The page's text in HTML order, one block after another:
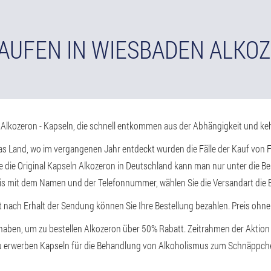
IN WIESBADEN
- Kapseln, die schnell entkommen aus der Abhängigkeit und
Land, wo im vergangenen Jahr entdeckt wurden die Fälle der Kauf von
die Original Kapseln Alkozeron in Deutschland kann man nur unter die
mit dem Namen und der Telefonnummer, wählen Sie die Versandart
Erhalt der Sendung können Sie Ihre Bestellung bezahlen. Preis
um zu bestellen Alkozeron über 50% Rabatt. Zeitrahmen der
Kapseln für die Behandlung von Alkoholismus zum